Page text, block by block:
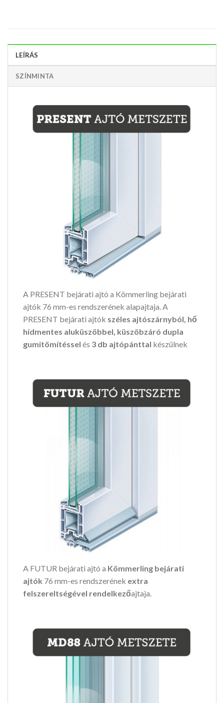
LEÍRÁS
SZÍNMINTA
A PRESENT bejárati ajtó a Kömmerling bejárati
ajtók 76 mm-es rendszerének alapajtaja. A
PRESENT bejárati ajtók széles ajtószárnyból, hő
hídmentes aluküszöbbel, küszöbzáró dupla
gumitömítéssel és 3 db ajtópánttal készülnek
A FUTUR bejárati ajtó a Kömmerling bejárati
ajtók 76 mm-es rendszerének extra
felszereltségével rendelkezőajtaja.